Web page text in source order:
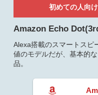
初めての人向
Amazon Echo
Alexa搭載のスマートスピ
値のモデルだが、基本的
品。